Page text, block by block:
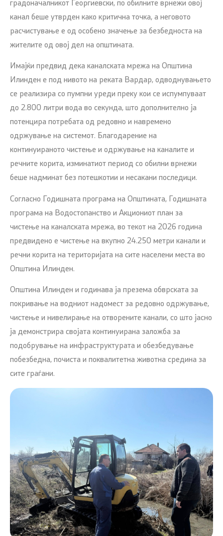
градоначалникот Георгиевски, по обилните врнежи овој
канал беше утврден како критична точка, а неговото
расчистување е од особено значење за безбедноста на
жителите од овој дел на општината.
Имајќи предвид дека каналската мрежа на Општина
Илинден е под нивото на реката Вардар, одводнувањето
се реализира со пумпни уреди преку кои се испумпуваат
до 2.800 литри вода во секунда, што дополнително ја
потенцира потребата од редовно и навремено
одржување на системот. Благодарение на
континуираното чистење и одржување на каналите и
речните корита, изминатиот период со обилни врнежи
беше надминат без потешкотии и несакани последици.
Согласно Годишната програма на Општината, Годишната
програма на Водостопанство и Акциониот план за
чистење на каналската мрежа, во текот на 2026 година
предвидено е чистење на вкупно 24.250 метри канали и
речни корита на територијата на сите населени места во
Општина Илинден.
Општина Илинден и годинава ја презема обврската за
покривање на водниот надомест за редовно одржување,
чистење и нивелирање на отворените канали, со што јасно
ја демонстрира својата континуирана заложба за
подобрување на инфраструктурата и обезбедување
побезбедна, почиста и поквалитетна животна средина за
сите граѓани.